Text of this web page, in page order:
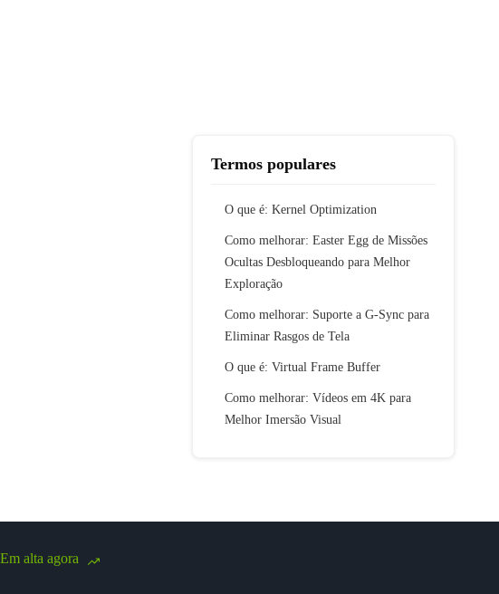
Termos populares
O que é: Kernel Optimization
Como melhorar: Easter Egg de Missões
Ocultas Desbloqueando para Melhor
Exploração
Como melhorar: Suporte a G-Sync para
Eliminar Rasgos de Tela
O que é: Virtual Frame Buffer
Como melhorar: Vídeos em 4K para
Melhor Imersão Visual
Em alta agora